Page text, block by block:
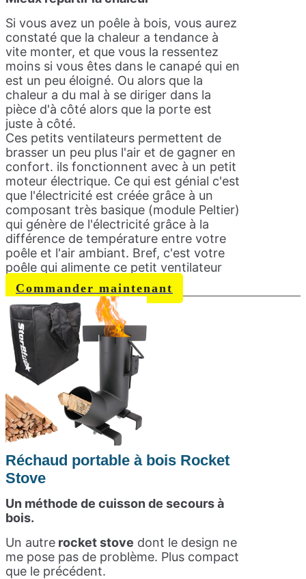
Si vous avez un poêle à bois, vous aurez
constaté que la chaleur a tendance à
vite monter, et que vous la ressentez
moins si vous êtes dans le canapé qui en
est un peu éloigné. Ou alors que la
chaleur a du mal à se diriger dans la
pièce d'à côté alors que la porte est
juste à côté.
Ces petits ventilateurs permettent de
brasser un peu plus l'air et de gagner en
confort. ils fonctionnent avec à un petit
moteur électrique. Ce qui est génial c'est
que l'électricité est créée grâce à un
composant très basique (module Peltier)
qui génère de l'électricité grâce à la
différence de température entre votre
poêle et l'air ambiant. Bref, c'est votre
poêle qui alimente ce petit ventilateur
Commander maintenant
Réchaud portable à bois Rocket
Stove
Un méthode de cuisson de secours à
bois.
Un autre rocket stove dont le design ne
me pose pas de problème. Plus compact
que le précédent.